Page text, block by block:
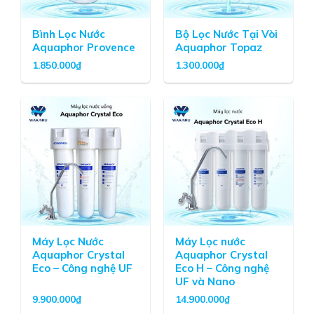
cho gia đình.
Kết hợp của nhiều công nghệ:AQUALEN + DFS
(Dynamic fixation of silver) +Carbfiber block
Vật liệu lọc cao cấp được cấp bằng sáng chế
Vỏ lõi lọc làm từ nhựa trắng nguyên sinh, có độ bền
cao
Bình Lọc Nước
Aquaphor Provence
1.850.000₫
Bộ Lọc Nước Tại Vòi
Aquaphor Topaz
1.300.000₫
Máy Lọc Nước
Aquaphor Crystal
Eco – Công nghệ UF
9.900.000₫
Máy Lọc nước
Aquaphor Crystal
Eco H – Công nghệ
UF và Nano
14.900.000₫